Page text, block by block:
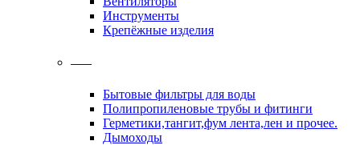
Инструменты
Крепёжные изделия
——
Бытовые фильтры для воды
Полипропиленовые трубы и фитинги
Герметики,тангит,фум лента,лен и прочее.
Дымоходы